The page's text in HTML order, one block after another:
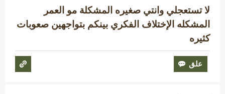
لا تستعجلي وانتي صغيره المشكلة مو العمر
المشكله الإختلاف الفكري بينكم بتواجهين صعوبات
كثيره